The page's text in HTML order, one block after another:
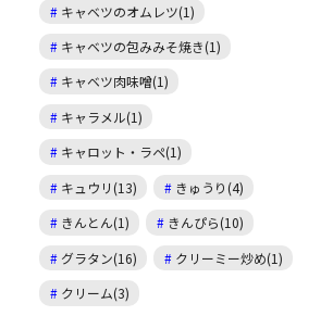
キャベツのオムレツ(1)
キャベツの包みみそ焼き(1)
キャベツ肉味噌(1)
キャラメル(1)
キャロット・ラペ(1)
キュウリ(13)
きゅうり(4)
きんとん(1)
きんぴら(10)
グラタン(16)
クリーミー炒め(1)
クリーム(3)